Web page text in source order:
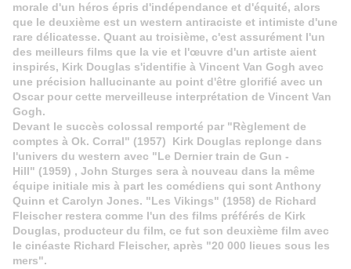
morale d'un héros épris d'indépendance et d'équité, alors
que le deuxième est un western antiraciste et intimiste d'une
rare délicatesse. Quant au troisième, c'est assurément l'un
des meilleurs films que la vie et l'œuvre d'un artiste aient
inspirés, Kirk Douglas s'identifie à Vincent Van Gogh avec
une précision hallucinante au point d'être glorifié avec un
Oscar pour cette merveilleuse interprétation de Vincent Van
Gogh.
Devant le succès colossal remporté par "Règlement de
comptes à Ok. Corral" (1957) Kirk Douglas replonge dans
l'univers du western avec "Le Dernier train de Gun -
Hill" (1959) , John Sturges sera à nouveau dans la même
équipe initiale mis à part les comédiens qui sont Anthony
Quinn et Carolyn Jones. "Les Vikings" (1958) de Richard
Fleischer restera comme l'un des films préférés de Kirk
Douglas, producteur du film, ce fut son deuxième film avec
le cinéaste Richard Fleischer, après "20 000 lieues sous les
mers".